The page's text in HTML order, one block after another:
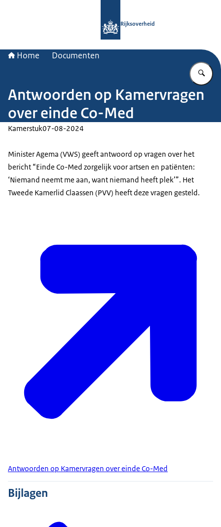
Rijksoverheid
Home Documenten
Antwoorden op Kamervragen
over einde Co-Med
Kamerstuk07-08-2024
Minister Agema (VWS) geeft antwoord op vragen over het
bericht “Einde Co-Med zorgelijk voor artsen en patiënten:
‘Niemand neemt me aan, want niemand heeft plek’”. Het
Tweede Kamerlid Claassen (PVV) heeft deze vragen gesteld.
Antwoorden op Kamervragen over einde Co-Med
Bijlagen